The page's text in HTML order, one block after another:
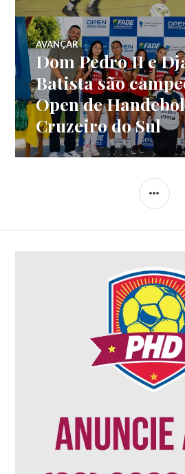
AVANÇAR
Dom Pedro II e
Batista são
Open de
Cruzeiro do Sul